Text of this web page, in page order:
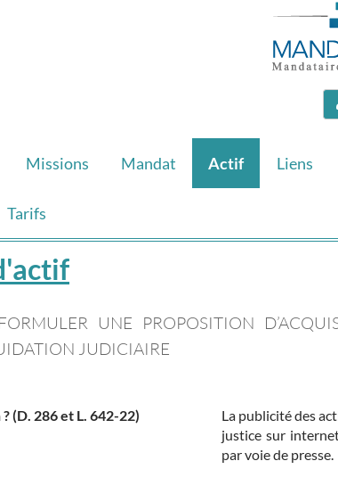
Missions Mandat Actif Liens
Tarifs
UNE PROPOSITION
JUDICIAIRE
(D. 286 et L. 642-22)
La publicité des
justice sur
par voie de presse.